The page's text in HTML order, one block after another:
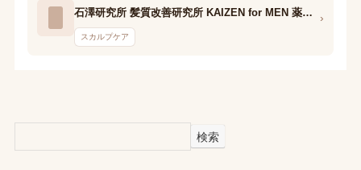
石澤研究所 髪質改善研究所 KAIZEN for MEN 薬用ヘッドクリーナー
スカルプケア
›
検索